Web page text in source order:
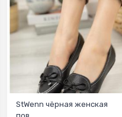
StWenn чёрная женская
пов...